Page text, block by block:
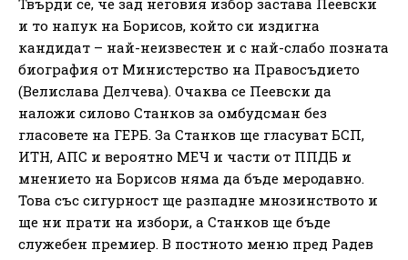
и то напук на Борисов, който си издигна
кандидат – най-неизвестен и с най-слабо позната
биография от Министерство на Правосъдието
(Велислава Делчева). Очаква се Пеевски да
наложи силово Станков за омбудсман без
гласовете на ГЕРБ. За Станков ще гласуват БСП,
ИТН, АПС и вероятно МЕЧ и части от ППДБ и
мнението на Борисов няма да бъде меродавно.
Това със сигурност ще разпадне мнозинството и
ще ни прати на избори, а Станков ще бъде
служебен премиер. В постното меню пред Радев